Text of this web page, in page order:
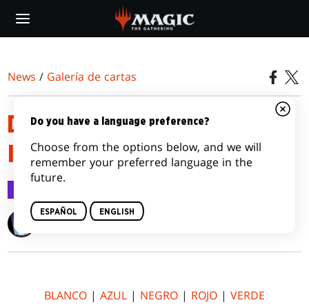
main
News / Galería de cartas
DRAGONES DE TARKIR CARD
IMAGE GALLERY
Wizards of the Coast
BLANCO | AZUL | NEGRO | ROJO | VERDE
Do you have a language preference?
Choose from the options below, and we will
remember your preferred language in the
future.
ESPAÑOL ENGLISH